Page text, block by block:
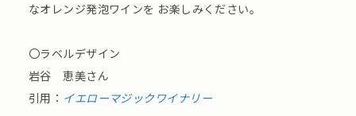
なオレンジ発泡ワインを お楽しみください。
〇ラベルデザイン
岩谷 恵美さん
引用： イエローマジックワイナリー